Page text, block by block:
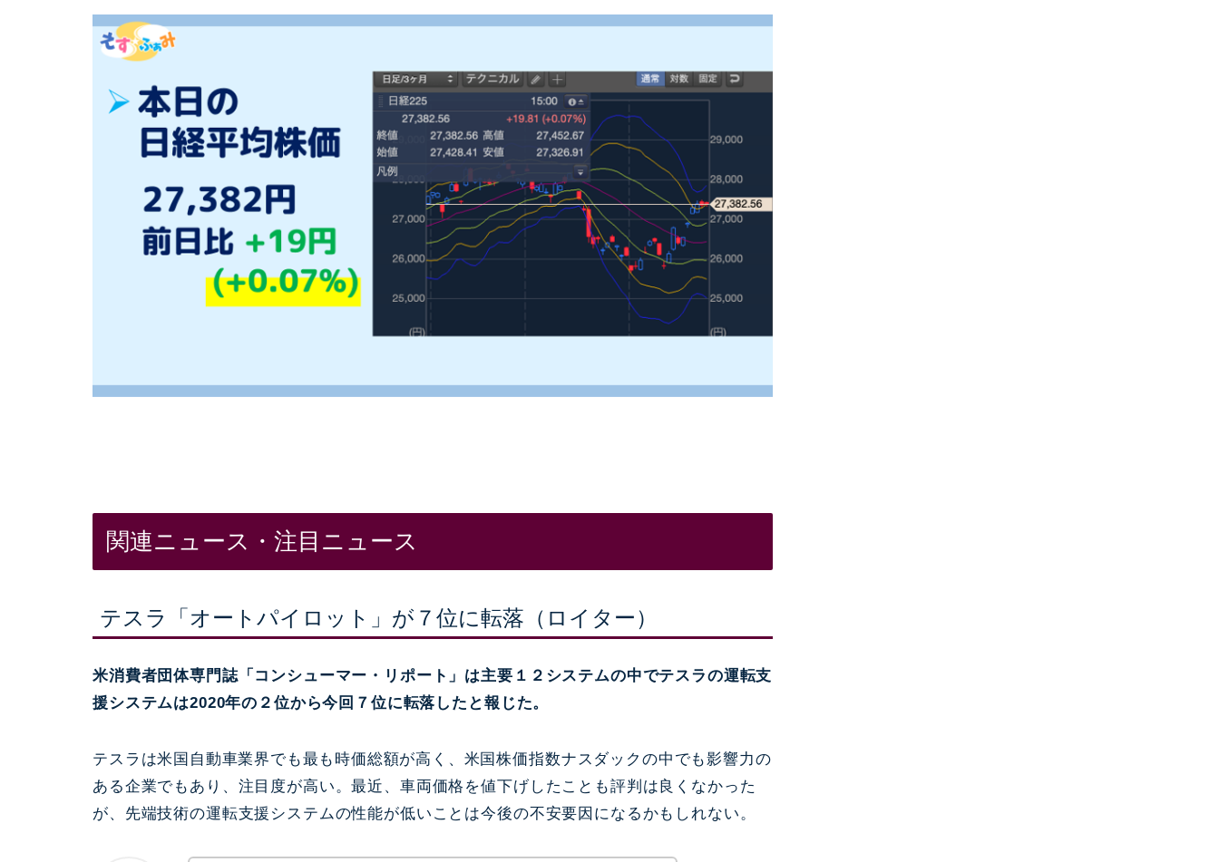
関連ニュース・注目ニュース
テスラ「オートパイロット」が７位に転落（ロイター）
米消費者団体専門誌「コンシューマー・リポート」は主要１２システムの中でテスラの運転支
援システムは2020年の２位から今回７位に転落したと報じた。
テスラは米国 自動車業界でも最も時価総額が高く、 米国株価指数ナスダックの中でも影響力の
ある企業でもあり、注目度が高い。最近、車両価格を値下げしたことも評判は良くなかった
が、先端技術の運転支援システムの性能が低いことは今後の不安要因になるかもしれない。